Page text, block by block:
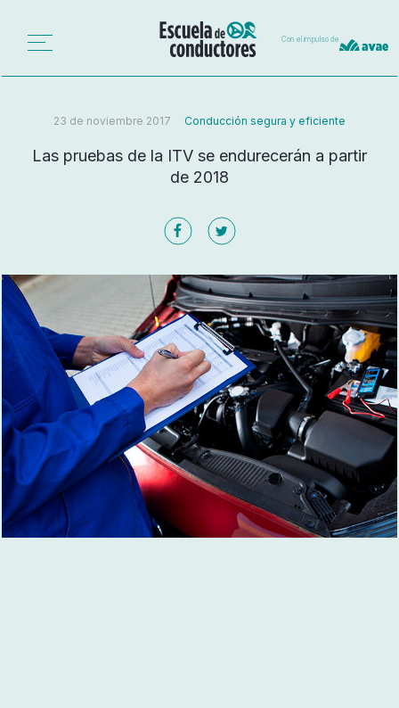
Con el impulso de
23 de noviembre 2017 Conducción segura y eficiente
Las pruebas de la ITV se endurecerán a partir
de 2018